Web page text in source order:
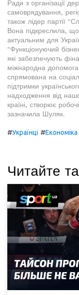
Ради з організації
самоврядування,
також лідер партії
Вона підкреслила,
актуальним для
"Функціонуючий
які забезпечують
міжнародна
спрямована на
підтримки
надходження від
країні, створює
зазначила Шуляк.
#Українці #Економіка
Читайте